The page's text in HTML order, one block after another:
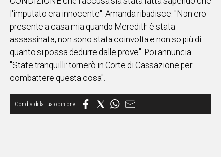
l'imputato era innocente". Amanda ribadisce: "Non ero
presente a casa mia quando Meredith è stata
assassinata, non sono stata coinvolta e non so più di
quanto si possa dedurre dalle prove". Poi annuncia:
"State tranquilli: tornerò in Corte di Cassazione per
combattere questa cosa".